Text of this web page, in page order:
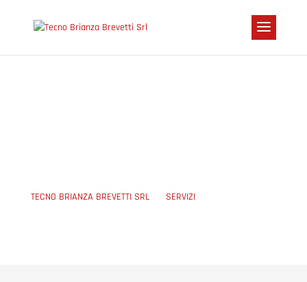
TECNO BRIANZA BREVETTI SRL SERVIZI